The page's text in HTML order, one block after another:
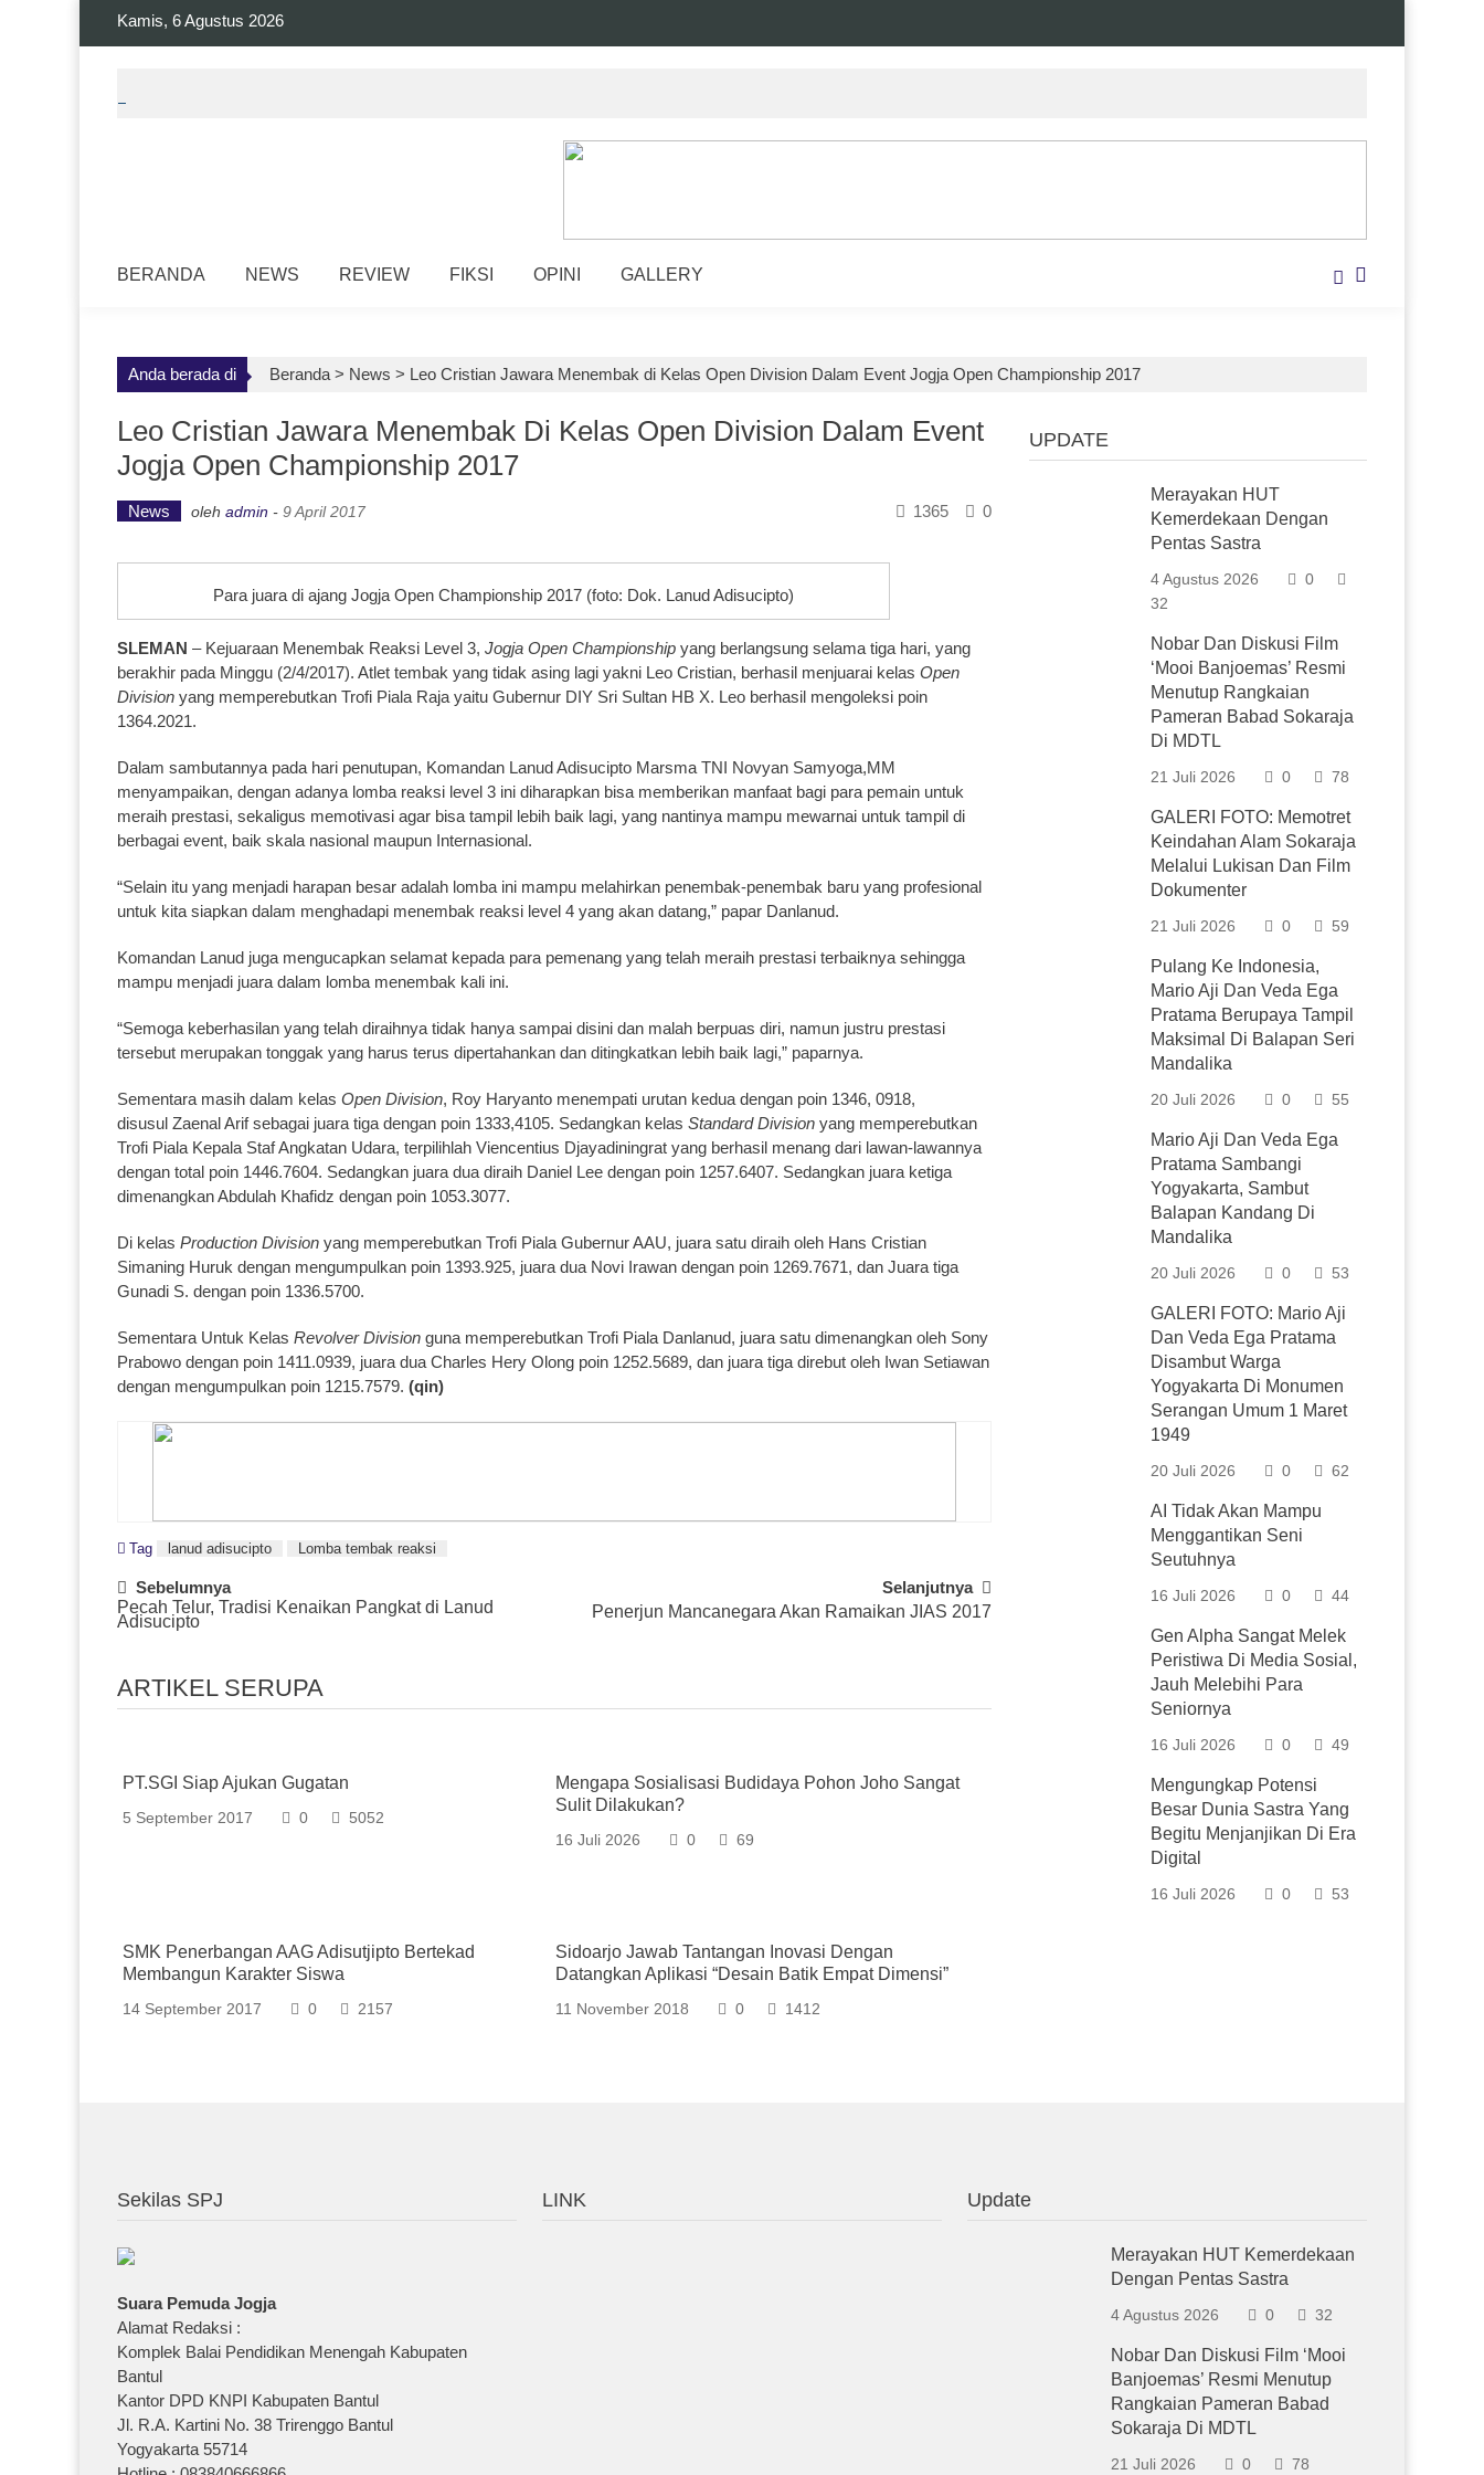
Kamis, 6 Agustus 2026
BERANDA NEWS REVIEW FIKSI OPINI GALLERY
Anda berada di Beranda > News > Leo Cristian Jawara Menembak di Kelas Open Division Dalam Event Jogja Open Championship 2017
Leo Cristian Jawara Menembak Di Kelas Open Division Dalam Event
Jogja Open Championship 2017
News oleh admin - 9 April 2017 0
1365
Para juara di ajang Jogja Open Championship 2017 (foto: Dok. Lanud Adisucipto)
SLEMAN – Kejuaraan Menembak Reaksi Level 3, Jogja Open Championship yang berlangsung selama tiga hari, yang
berakhir pada Minggu (2/4/2017). Atlet tembak yang tidak asing lagi yakni Leo Cristian, berhasil menjuarai kelas Open
Division yang memperebutkan Trofi Piala Raja yaitu Gubernur DIY Sri Sultan HB X. Leo berhasil mengoleksi poin
1364.2021.
Dalam sambutannya pada hari penutupan, Komandan Lanud Adisucipto Marsma TNI Novyan Samyoga,MM
menyampaikan, dengan adanya lomba reaksi level 3 ini diharapkan bisa memberikan manfaat bagi para pemain untuk
meraih prestasi, sekaligus memotivasi agar bisa tampil lebih baik lagi, yang nantinya mampu mewarnai untuk tampil di
berbagai event, baik skala nasional maupun Internasional.
“Selain itu yang menjadi harapan besar adalah lomba ini mampu melahirkan penembak-penembak baru yang profesional
untuk kita siapkan dalam menghadapi menembak reaksi level 4 yang akan datang,” papar Danlanud.
Komandan Lanud juga mengucapkan selamat kepada para pemenang yang telah meraih prestasi terbaiknya sehingga
mampu menjadi juara dalam lomba menembak kali ini.
“Semoga keberhasilan yang telah diraihnya tidak hanya sampai disini dan malah berpuas diri, namun justru prestasi
tersebut merupakan tonggak yang harus terus dipertahankan dan ditingkatkan lebih baik lagi,” paparnya.
Sementara masih dalam kelas Open Division, Roy Haryanto menempati urutan kedua dengan poin 1346, 0918,
disusul Zaenal Arif sebagai juara tiga dengan poin 1333,4105. Sedangkan kelas Standard Division yang memperebutkan
Trofi Piala Kepala Staf Angkatan Udara, terpilihlah Viencentius Djayadiningrat yang berhasil menang dari lawan-lawannya
dengan total poin 1446.7604. Sedangkan juara dua diraih Daniel Lee dengan poin 1257.6407. Sedangkan juara ketiga
dimenangkan Abdulah Khafidz dengan poin 1053.3077.
Di kelas Production Division yang memperebutkan Trofi Piala Gubernur AAU, juara satu diraih oleh Hans Cristian
Simaning Huruk dengan mengumpulkan poin 1393.925, juara dua Novi Irawan dengan poin 1269.7671, dan Juara tiga
Gunadi S. dengan poin 1336.5700.
Sementara Untuk Kelas Revolver Division guna memperebutkan Trofi Piala Danlanud, juara satu dimenangkan oleh Sony
Prabowo dengan poin 1411.0939, juara dua Charles Hery Olong poin 1252.5689, dan juara tiga direbut oleh Iwan Setiawan
dengan mengumpulkan poin 1215.7579. (qin)
Tag lanud adisucipto Lomba tembak reaksi
Post
Navigation
Sebelumnya
Pecah Telur, Tradisi Kenaikan Pangkat di Lanud
Adisucipto
Selanjutnya
Penerjun Mancanegara Akan Ramaikan JIAS 2017
ARTIKEL SERUPA
PT.SGI Siap Ajukan Gugatan
5 September 2017 0 5052
Mengapa Sosialisasi Budidaya Pohon Joho Sangat
Sulit Dilakukan?
16 Juli 2026 0 69
SMK Penerbangan AAG Adisutjipto Bertekad
Membangun Karakter Siswa
14 September 2017 0 2157
Sidoarjo Jawab Tantangan Inovasi Dengan
Datangkan Aplikasi “Desain Batik Empat Dimensi”
11 November 2018 0 1412
UPDATE
Merayakan HUT
Kemerdekaan Dengan
Pentas Sastra
4 Agustus 2026
0
32
Nobar Dan Diskusi Film
‘Mooi Banjoemas’ Resmi
Menutup Rangkaian
Pameran Babad Sokaraja
Di MDTL
21 Juli 2026 0 78
GALERI FOTO: Memotret
Keindahan Alam Sokaraja
Melalui Lukisan Dan Film
Dokumenter
21 Juli 2026 0 59
Pulang Ke Indonesia,
Mario Aji Dan Veda Ega
Pratama Berupaya Tampil
Maksimal Di Balapan Seri
Mandalika
20 Juli 2026 0 55
Mario Aji Dan Veda Ega
Pratama Sambangi
Yogyakarta, Sambut
Balapan Kandang Di
Mandalika
20 Juli 2026 0 53
GALERI FOTO: Mario Aji
Dan Veda Ega Pratama
Disambut Warga
Yogyakarta Di Monumen
Serangan Umum 1 Maret
1949
20 Juli 2026 0 62
AI Tidak Akan Mampu
Menggantikan Seni
Seutuhnya
16 Juli 2026 0 44
Gen Alpha Sangat Melek
Peristiwa Di Media Sosial,
Jauh Melebihi Para
Seniornya
16 Juli 2026 0 49
Mengungkap Potensi
Besar Dunia Sastra Yang
Begitu Menjanjikan Di Era
Digital
16 Juli 2026 0 53
Sekilas SPJ
Suara Pemuda Jogja
Alamat Redaksi :
Komplek Balai Pendidikan Menengah Kabupaten
Bantul
Kantor DPD KNPI Kabupaten Bantul
Jl. R.A. Kartini No. 38 Trirenggo Bantul
Yogyakarta 55714
LINK Update
Merayakan HUT Kemerdekaan
Dengan Pentas Sastra
4 Agustus 2026 0 32
Nobar Dan Diskusi Film ‘Mooi
Banjoemas’ Resmi Menutup
Rangkaian Pameran Babad
Sokaraja Di MDTL
21 Juli 2026 0 78